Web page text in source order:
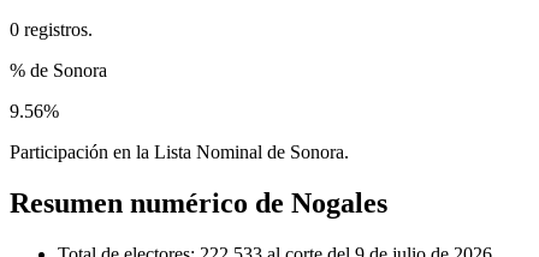
0 registros.
% de Sonora
9.56%
Participación en la Lista Nominal de Sonora.
Resumen numérico de Nogales